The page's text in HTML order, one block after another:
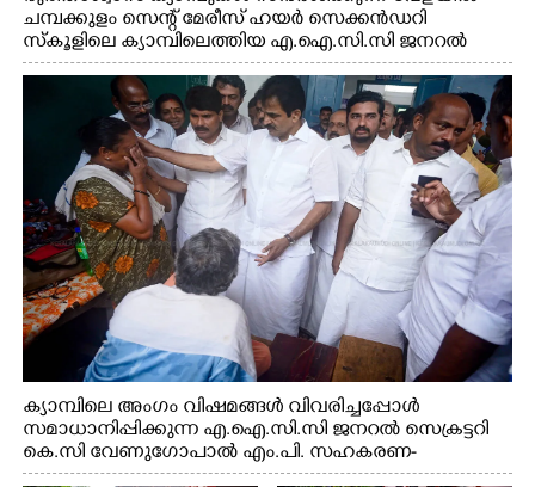
ചമ്പക്കുളം സെന്റ് മേരീസ് ഹയർ സെക്കൻഡറി
സ്കൂളിലെ ക്യാമ്പിലെത്തിയ എ.ഐ.സി.സി ജനറൽ
സെക്രട്ടറി കെ.സി വേണുഗോപാൽ എം.പി കുരുന്നിനെ
എടുത്ത് ലാളിച്ചപ്പോൾ. സഹകരണ-എക്സൈസ്
വകുപ്പ് മന്ത്രി എം. ലിജു, കൃഷിവകുപ്പ് മന്ത്രി ടി. സിദ്ദിഖ്,
റെജി ചെറിയാൻ എം. എൽ. എ എന്നിവർ സമീപം
ക്യാമ്പിലെ അംഗം വിഷമങ്ങൾ വിവരിച്ചപ്പോൾ
സമാധാനിപ്പിക്കുന്ന എ.ഐ.സി.സി ജനറൽ സെക്രട്ടറി
കെ.സി വേണുഗോപാൽ എം.പി. സഹകരണ-
എക്സൈസ് വകുപ്പ് മന്ത്രി എം. ലിജു, എന്നിവർ